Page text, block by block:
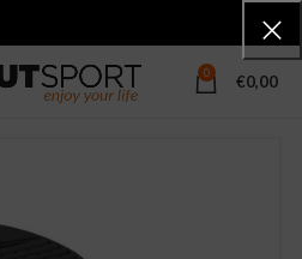
0 €0,00